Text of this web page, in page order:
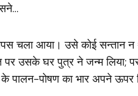
चला आया। उसे कोई सन्तान न
पर उसके घर पुत्र ने जन्म लिया;
पालन-पोषण का भार अपने ऊपर